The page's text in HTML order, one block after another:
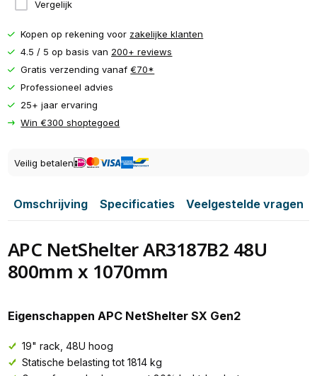
Vergelijk
Kopen op rekening voor zakelijke klanten
4.5 / 5 op basis van 200+ reviews
Gratis verzending vanaf€70*
Professioneel advies
25+ jaar ervaring
Win €300 shoptegoed
Veilig betalen
Omschrijving Specificaties Veelgestelde vragen
APC NetShelter AR3187B2 48U
800mm x 1070mm
Eigenschappen APC NetShelter SX Gen2
19" rack, 48U hoog
Statische belasting tot 1814 kg